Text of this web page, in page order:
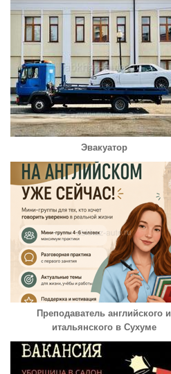
Эвакуатор
Преподаватель английского и
итальянского в Сухуме